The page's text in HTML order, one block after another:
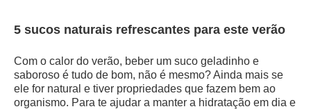
5 sucos naturais refrescantes para este verão
Com o calor do verão, beber um suco geladinho e
saboroso é tudo de bom, não é mesmo? Ainda mais se
ele for natural e tiver propriedades que fazem bem ao
organismo. Para te ajudar a manter a hidratação em dia e